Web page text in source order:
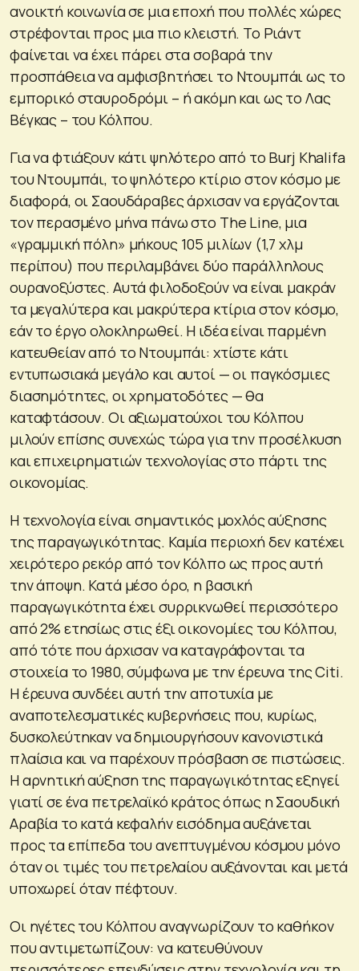
ανοικτή κοινωνία σε μια εποχή που πολλές χώρες
στρέφονται προς μια πιο κλειστή. Το Ριάντ
φαίνεται να έχει πάρει στα σοβαρά την
προσπάθεια να αμφισβητήσει το Ντουμπάι ως το
εμπορικό σταυροδρόμι – ή ακόμη και ως το Λας
Βέγκας – του Κόλπου.
Για να φτιάξουν κάτι ψηλότερο από το Burj Khalifa
του Ντουμπάι, το ψηλότερο κτίριο στον κόσμο με
διαφορά, οι Σαουδάραβες άρχισαν να εργάζονται
τον περασμένο μήνα πάνω στο The Line, μια
«γραμμική πόλη» μήκους 105 μιλίων (1,7 χλμ
περίπου) που περιλαμβάνει δύο παράλληλους
ουρανοξύστες. Αυτά φιλοδοξούν να είναι μακράν
τα μεγαλύτερα και μακρύτερα κτίρια στον κόσμο,
εάν το έργο ολοκληρωθεί. Η ιδέα είναι παρμένη
κατευθείαν από το Ντουμπάι: χτίστε κάτι
εντυπωσιακά μεγάλο και αυτοί — οι παγκόσμιες
διασημότητες, οι χρηματοδότες — θα
καταφτάσουν. Οι αξιωματούχοι του Κόλπου
μιλούν επίσης συνεχώς τώρα για την προσέλκυση
και επιχειρηματιών τεχνολογίας στο πάρτι της
οικονομίας.
Η τεχνολογία είναι σημαντικός μοχλός αύξησης
της παραγωγικότητας. Καμία περιοχή δεν κατέχει
χειρότερο ρεκόρ από τον Κόλπο ως προς αυτή
την άποψη. Κατά μέσο όρο, η βασική
παραγωγικότητα έχει συρρικνωθεί περισσότερο
από 2% ετησίως στις έξι οικονομίες του Κόλπου,
από τότε που άρχισαν να καταγράφονται τα
στοιχεία το 1980, σύμφωνα με την έρευνα της Citi.
Η έρευνα συνδέει αυτή την αποτυχία με
αναποτελεσματικές κυβερνήσεις που, κυρίως,
δυσκολεύτηκαν να δημιουργήσουν κανονιστικά
πλαίσια και να παρέχουν πρόσβαση σε πιστώσεις.
Η αρνητική αύξηση της παραγωγικότητας εξηγεί
γιατί σε ένα πετρελαϊκό κράτος όπως η Σαουδική
Αραβία το κατά κεφαλήν εισόδημα αυξάνεται
προς τα επίπεδα του ανεπτυγμένου κόσμου μόνο
όταν οι τιμές του πετρελαίου αυξάνονται και μετά
υποχωρεί όταν πέφτουν.
Οι ηγέτες του Κόλπου αναγνωρίζουν το καθήκον
που αντιμετωπίζουν: να κατευθύνουν